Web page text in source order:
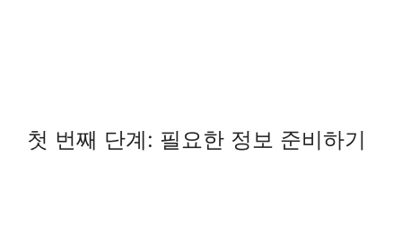
첫 번째 단계: 필요한 정보 준비하기